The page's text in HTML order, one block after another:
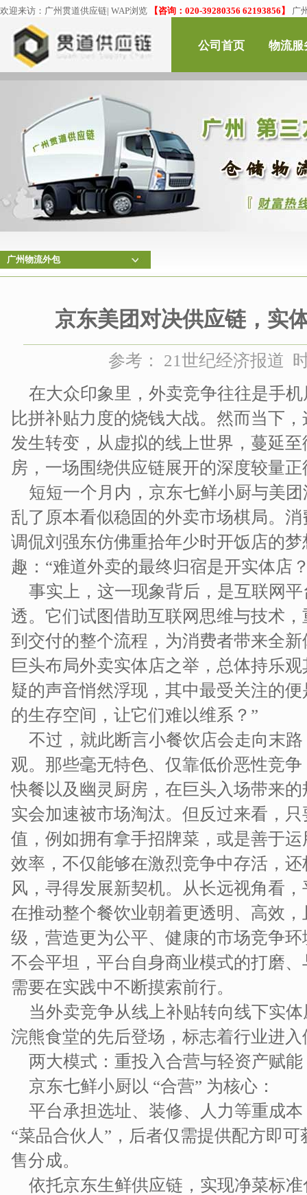
欢迎来访： 广州贯道供应链| WAP浏览 【咨询：020-39280356 62193856】 广
公司首页 物流服
广州物流外包
京东美团对决供应链，实
参考： 21世纪经济报道
在大众印象里，外卖竞争往往是手
比拼补贴力度的烧钱大战。然而当下
发生转变，从虚拟的线上世界，蔓延
房，一场围绕供应链展开的深度较量
短短一个月内，京东七鲜小厨与美
乱了原本看似稳固的外卖市场棋局。
调侃刘强东仿佛重拾年少时开饭店的
趣：“难道外卖的最终归宿是开实体店
事实上，这一现象背后，是互联网
透。它们试图借助互联网思维与技术
到交付的整个流程，为消费者带来全
巨头布局外卖实体店之举，总体持乐
疑的声音悄然浮现，其中最受关注的
的生存空间，让它们难以维系？”
不过，就此断言小餐饮店会走向末
观。那些毫无特色、仅靠低价恶性竞
快餐以及幽灵厨房，在巨头入场带来
实会加速被市场淘汰。但反过来看，
值，例如拥有拿手招牌菜，或是善于
效率，不仅能够在激烈竞争中存活，
风，寻得发展新契机。从长远视角看
在推动整个餐饮业朝着更透明、高效
级，营造更为公平、健康的市场竞争
不会平坦，平台自身商业模式的打磨
需要在实践中不断摸索前行。
当外卖竞争从线上补贴转向线下实
浣熊食堂的先后登场，标志着行业进
两大模式：重投入合营与轻资产赋能
京东七鲜小厨以 “合营” 为核心：
平台承担选址、装修、人力等重成
“菜品合伙人”，后者仅需提供配方即
售分成。
依托京东生鲜供应链，实现净菜标